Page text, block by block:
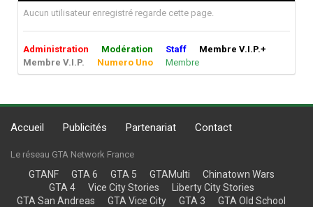
Aucun utilisateur enregistré regarde cette page.
Administration Modération Staff
Membre V.I.P.+
Membre V.I.P.
Numero Uno Membre
Accueil Publicités Partenariat Contact
Le réseau GTA Network France
GTANF GTA 6 GTA 5 GTAMulti
Chinatown Wars
GTA 4
Vice City Stories
Liberty City Stories
GTA San Andreas
GTA Vice City GTA 3
GTA Old School